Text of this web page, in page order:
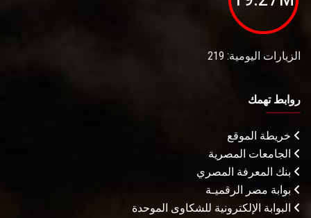
الزيارات اليومية: 219
روابط تهمك
خريطة الموقع
الجامعات المصرية
بنك المعرفة المصري
بوابة مصر الرقميـة
البوابة الإلكترونية للشكاوى الموحدة